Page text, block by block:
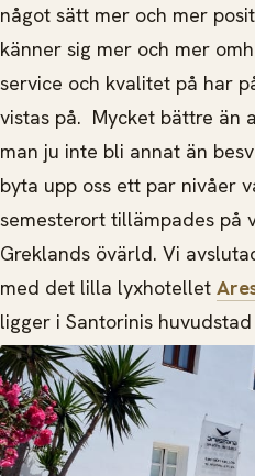
något sätt mer och mer
känner sig mer och mer
service och kvalitet på har
vistas på. Mycket bättre än
man ju inte bli annat än
byta upp oss ett par nivåer
semesterort tillämpades på
Greklands övärld. Vi
med det lilla lyxhotellet
ligger i Santorinis